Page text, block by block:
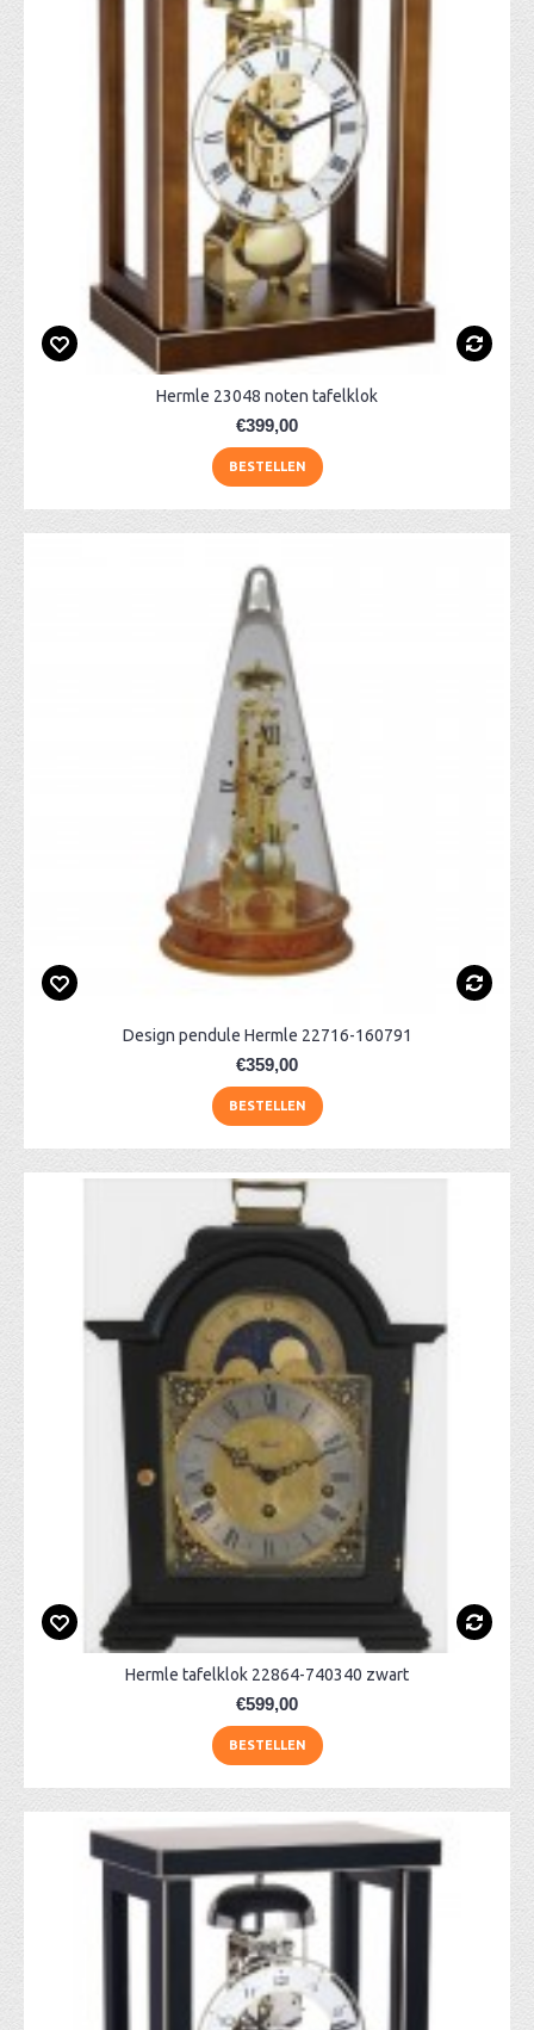
Hermle 23048 noten tafelklok
€399,00
BESTELLEN
Design pendule Hermle 22716-160791
€359,00
BESTELLEN
Hermle tafelklok 22864-740340 zwart
€599,00
BESTELLEN